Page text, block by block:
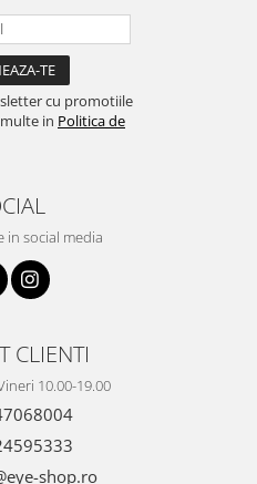
cu promotiile
in Politica de
in social media
CLIENTI
10.00-19.00
shop.ro